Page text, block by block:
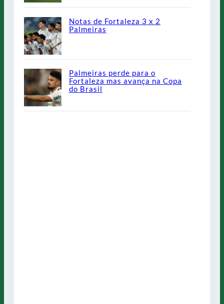
Notas de Fortaleza 3 x 2
Palmeiras
Palmeiras perde para o
Fortaleza mas avança na Copa
do Brasil